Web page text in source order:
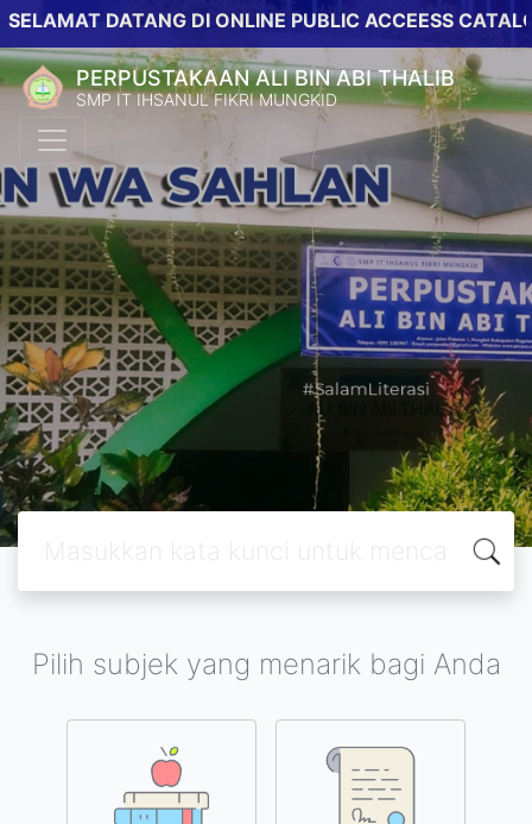
DATANG DI ONLINE PUBLIC ACCEESS CATALOG
PERPUSTAKAAN ALI BIN ABI THALIB
SMP IT IHSANUL FIKRI MUNGKID
Pilih subjek yang menarik bagi Anda